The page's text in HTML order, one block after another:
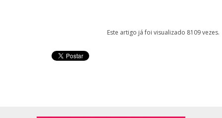
Este artigo já foi visualizado 8109 vezes.